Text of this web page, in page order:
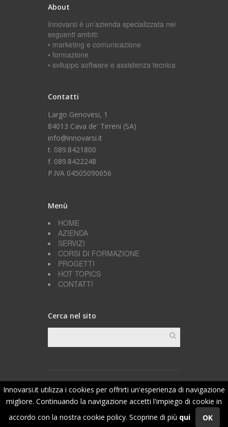
About
Innovarsi è un’azienda specializzata nei
seguenti ambiti:
• marketing e comunicazione
• formazione
• sviluppo software e assistenza tecnica
Contatti
Largo Genovesi, 1
84013 Cava de' Tirreni (SA)
info@innovarsi.it
t. 089.8421800
f. 089.8422248
P.IVA 04505090656
Menù
HOME
AZIENDA
SERVIZI
CORSI DI FORMAZIONE
PROGETTI
HOT TOPICS
CONTATTI
Cerca nel sito
Project management: Innovarsi||Web Development:
Scf Group Srl
Innovarsi.it utilizza i cookies per offrirti un'esperienza di navigazione
migliore. Continuando la navigazione accetti l'impiego di cookie in
accordo con la nostra cookie policy. Scoprine di più qui OK